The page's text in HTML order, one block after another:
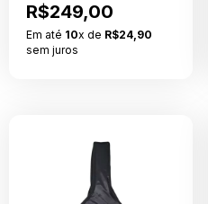
R$249,00
Em até 10x de R$24,90
sem juros